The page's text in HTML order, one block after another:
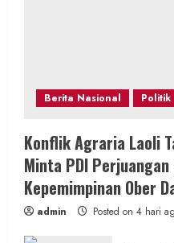
Berita Nasional Politik
Konflik Agraria Laoli
Minta PDI
Kepemimpinan Ober
admin Posted on 4 hari